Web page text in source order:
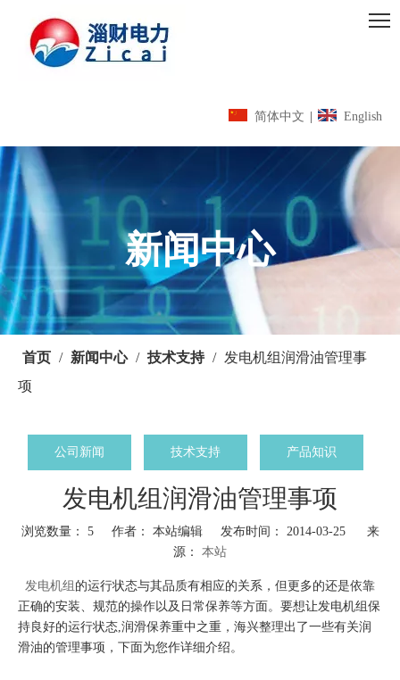
简体中文 English
新闻中心
首页 / 新闻中心 / 技术支持 / 发电机组润滑油管理事
项
公司新闻 技术支持 产品知识
发电机组润滑油管理事项
浏览数量： 5作者： 本站编辑 发布时间： 2014-03-25 来
源： 本站
["wechat","weibo","qzone","douban","email"]
发电机组 的运行状态与其品质有相应的关系，但更多的还是依靠
正确的安装、规范的操作以及日常保养等方面。要想让发电机组保
持良好的运行状态,润滑保养重中之重，海兴整理出了一些有关润
滑油的管理事项，下面为您作详细介绍。